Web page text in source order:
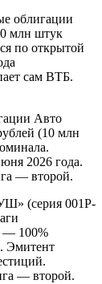
облигации
млн штук
по открытой
сам ВТБ.
Авто
(10 млн
2026 года.
— второй.
(серия 001P-
— 100%
Эмитент
— второй.